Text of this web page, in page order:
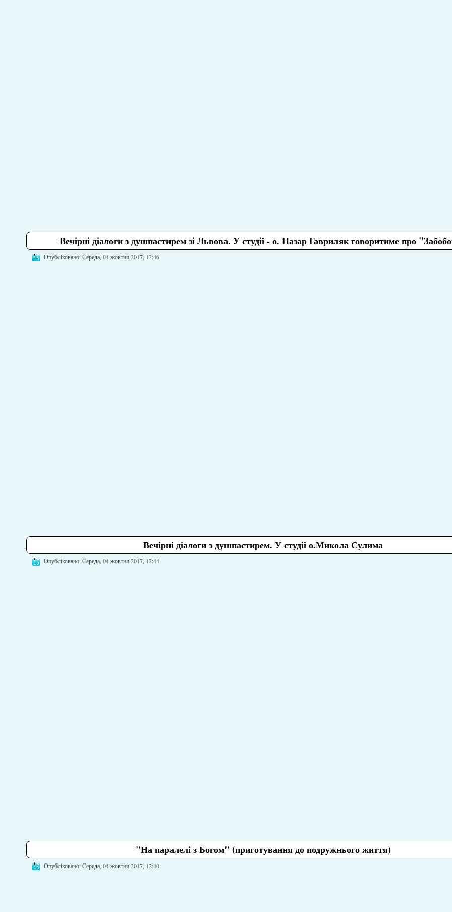
Вечірні діалоги з душпастирем зі Львова. У студії - о. Назар Гавриляк говоритиме про
Опубліковано: Середа, 04 жовтня 2017, 12:46
Вечірні діалоги з душпастирем. У студії о.Микола Сулима
Опубліковано: Середа, 04 жовтня 2017, 12:44
"На паралелі з Богом" (приготування до подружнього життя)
Опубліковано: Середа, 04 жовтня 2017, 12:40